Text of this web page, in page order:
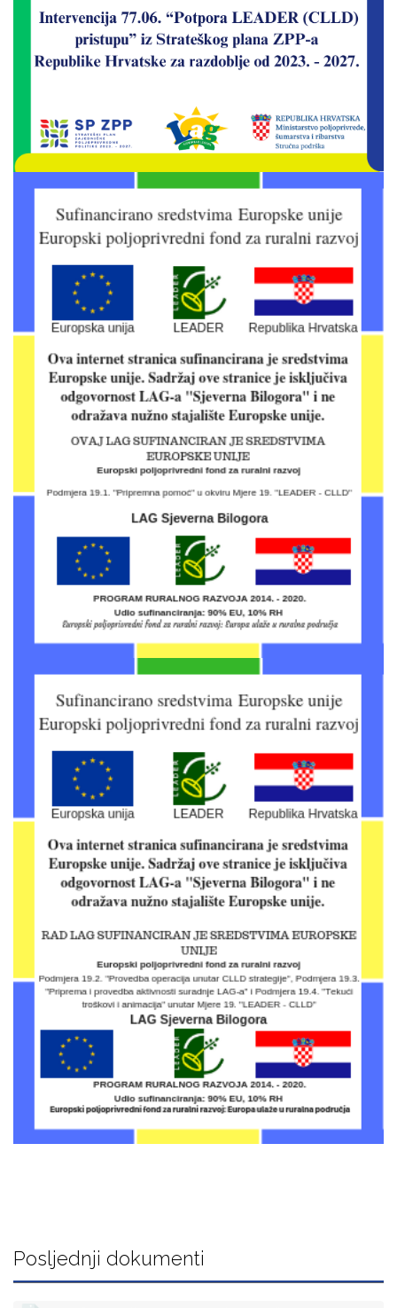
Posljednji dokumenti